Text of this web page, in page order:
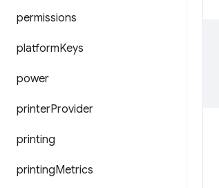
permissions
platformKeys
power
printerProvider
printing
printingMetrics